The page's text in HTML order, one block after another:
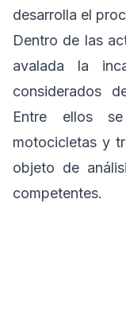
desarrolla el
Dentro de las
avalada la
considerados
Entre ellos
motocicletas y
objeto de
competentes.